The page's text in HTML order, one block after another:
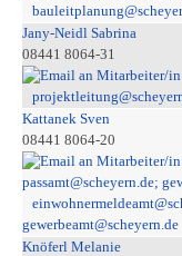
Jany-Neidl Sabrina
08441 8064-31
Kattanek Sven
08441 8064-20
gewerbeamt@scheyern.de
Knöferl Melanie